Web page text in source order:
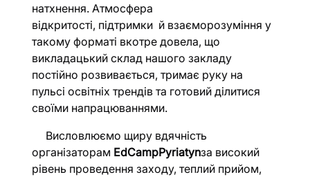
натхнення. Атмосфера
відкритості, підтримки й взаєморозуміння у
такому форматі вкотре довела, що
викладацький склад нашого закладу
постійно розвивається, тримає руку на
пульсі освітніх трендів та готовий ділитися
своїми напрацюваннями.
Висловлюємо щиру вдячність
організаторам EdCampPyriatynза високий
рівень проведення заходу, теплий прийом,